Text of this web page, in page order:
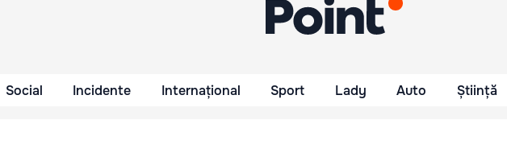
Social Incidente Internațional Sport Lady Auto Știință